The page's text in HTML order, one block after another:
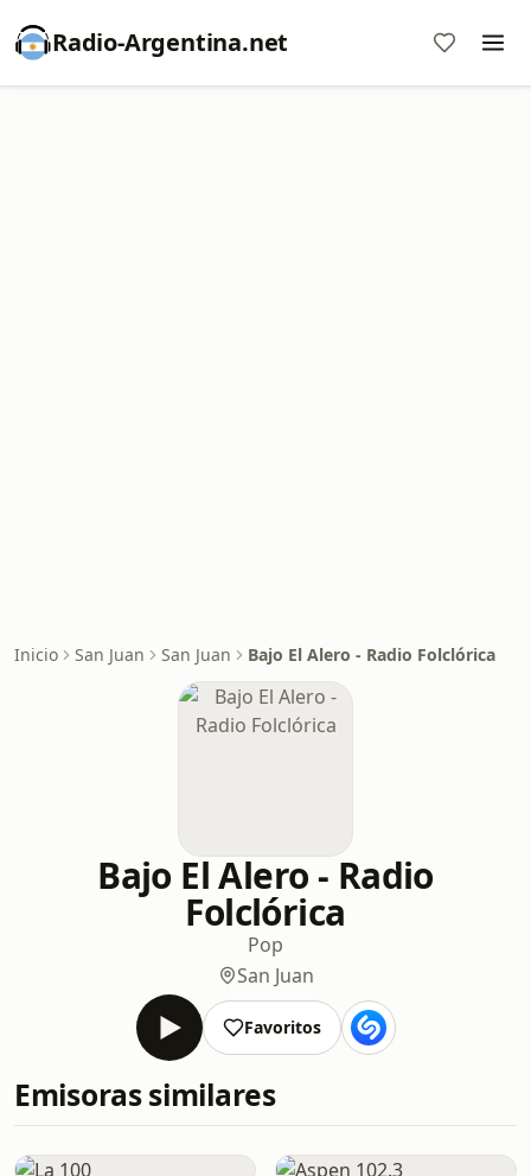
Radio-Argentina.net
Inicio San Juan San Juan Bajo El Alero - Radio Folclórica
Bajo El Alero - Radio
Folclórica
Pop
San Juan
Favoritos
Emisoras similares